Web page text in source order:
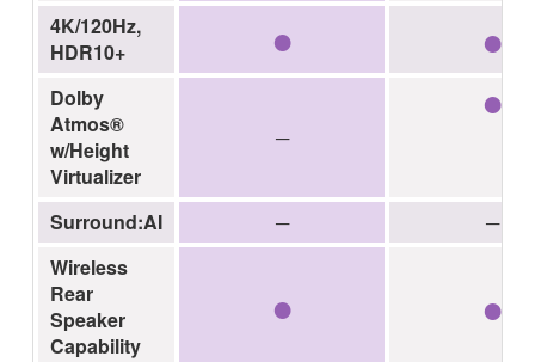
4K/120Hz,
HDR10+
● ●
Dolby
Atmos®
w/Height
Virtualizer
─
●
Surround:AI ─
─
Wireless
Rear
Speaker
Capability
● ●